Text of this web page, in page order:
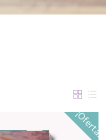
¡Oferta!